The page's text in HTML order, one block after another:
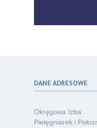
06
Poza
o nowym
DANE ADRESOWE
Okręgowa Izba
Pielęgniarek i